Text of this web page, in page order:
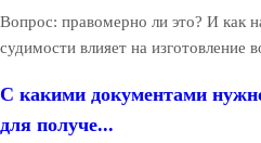
Вопрос: правомерно ли это? И как
судимости влияет на изготовление
С какими документами
для получе...